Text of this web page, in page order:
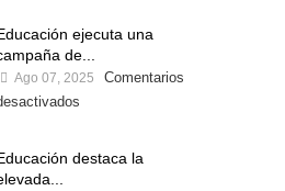
ejecuta una
de...
Ago 07, 2025
Comentarios
destaca la